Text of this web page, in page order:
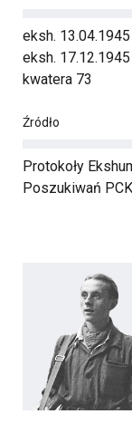
eksh.
eksh.
kwatera 73
Źródło
Protokoły
Poszukiwań PCK